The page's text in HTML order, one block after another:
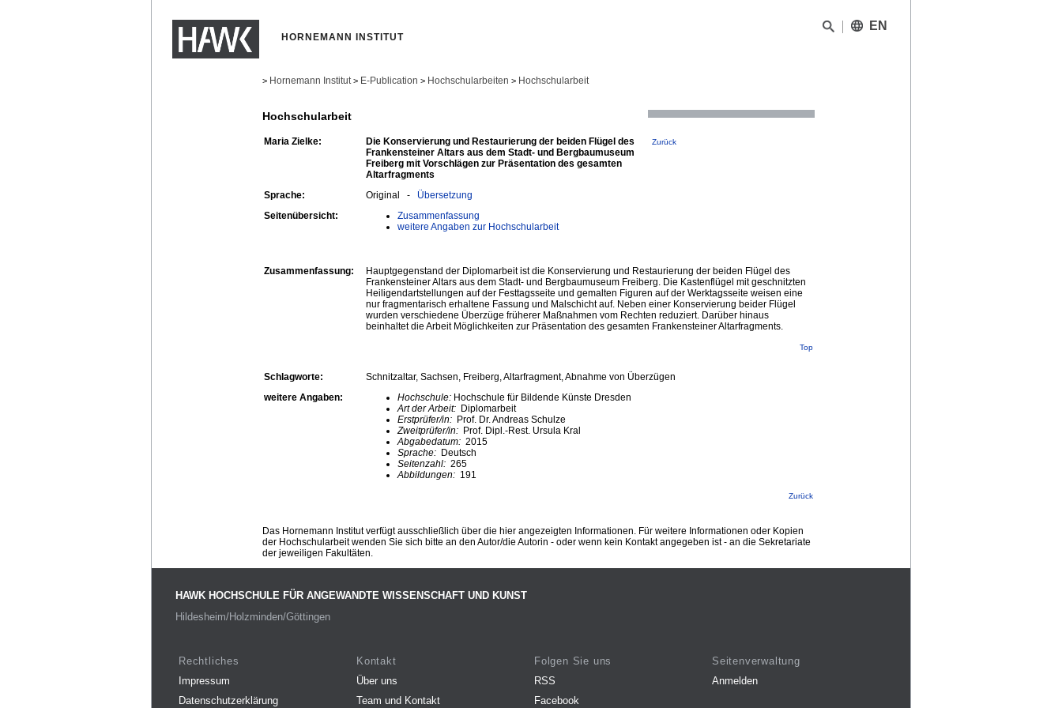
HORNEMANN INSTITUT
EN
> Hornemann Institut > E-Publication > Hochschularbeiten > Hochschularbeit
Hochschularbeit
Maria Zielke:
Die Konservierung und Restaurierung der beiden Flügel des
Frankensteiner Altars aus dem Stadt- und Bergbaumuseum
Freiberg mit Vorschlägen zur Präsentation des gesamten
Altarfragments
Zurück
Sprache: Original - Übersetzung
Seitenübersicht:
Zusammenfassung
weitere Angaben zur Hochschularbeit
Zusammenfassung:
Hauptgegenstand der Diplomarbeit ist die Konservierung und Restaurierung der beiden Flügel des
Frankensteiner Altars aus dem Stadt- und Bergbaumuseum Freiberg. Die Kastenflügel mit geschnitzten
Heiligendartstellungen auf der Festtagsseite und gemalten Figuren auf der Werktagsseite weisen eine
nur fragmentarisch erhaltene Fassung und Malschicht auf. Neben einer Konservierung beider Flügel
wurden verschiedene Überzüge früherer Maßnahmen vom Rechten reduziert. Darüber hinaus
beinhaltet die Arbeit Möglichkeiten zur Präsentation des gesamten Frankensteiner Altarfragments.
Top
Schlagworte:
Schnitzaltar, Sachsen, Freiberg, Altarfragment, Abnahme von Überzügen
weitere Angaben:
Hochschule: Hochschule für Bildende Künste Dresden
Art der Arbeit: Diplomarbeit
Erstprüfer/in: Prof. Dr. Andreas Schulze
Zweitprüfer/in: Prof. Dipl.-Rest. Ursula Kral
Abgabedatum: 2015
Sprache: Deutsch
Seitenzahl: 265
Abbildungen: 191
Zurück
Das Hornemann Institut verfügt ausschließlich über die hier angezeigten Informationen. Für weitere Informationen oder Kopien
der Hochschularbeit wenden Sie sich bitte an den Autor/die Autorin - oder wenn kein Kontakt angegeben ist - an die Sekretariate
der jeweiligen Fakultäten.
HAWK HOCHSCHULE FÜR ANGEWANDTE WISSENSCHAFT UND KUNST
Hildesheim/Holzminden/Göttingen
Rechtliches
Impressum
Datenschutzerklärung
Kontakt
Über uns
Team und Kontakt
Folgen Sie uns
RSS
Facebook
Seitenverwaltung
Anmelden